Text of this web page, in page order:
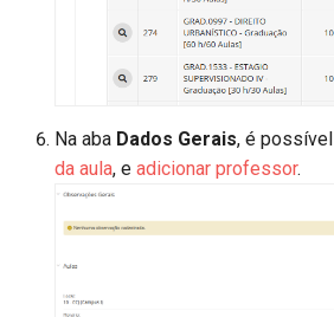
Na aba Dados Gerais, é possível
da aula, e adicionar professor.